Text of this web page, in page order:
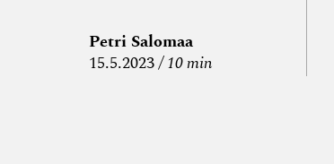
edelleen­
veloitus ja
Petri Salomaa
15.5.2023 10 min